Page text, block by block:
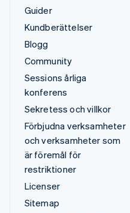
Guider
Kundberättelser
Blogg
Community
Sessions årliga
konferens
Sekretess och villkor
Förbjudna verksamheter
och verksamheter som
är föremål för
restriktioner
Licenser
Sitemap